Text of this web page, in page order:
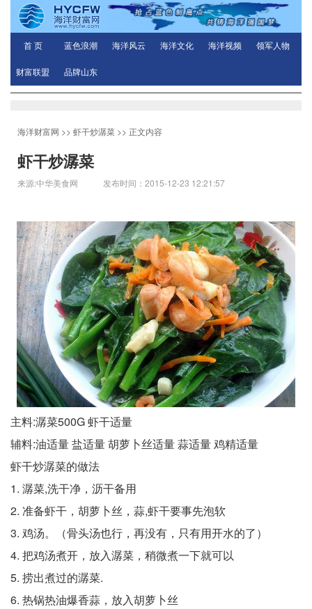
首 页 蓝色浪潮 海洋风云 海洋文化 海洋视频 领军人物
财富联盟 品牌山东
海洋财富网 >> 虾干炒潺菜 >> 正文内容
虾干炒潺菜
来源:中华美食网 发布时间：2015-12-23 12:21:57
主料:潺菜500G 虾干适量
辅料:油适量 盐适量 胡萝卜丝适量 蒜适量 鸡精适量
虾干炒潺菜的做法
1. 潺菜,洗干净，沥干备用
2. 准备虾干，胡萝卜丝，蒜,虾干要事先泡软
3. 鸡汤。（骨头汤也行，再没有，只有用开水的了）
4. 把鸡汤煮开，放入潺菜，稍微煮一下就可以
5. 捞出煮过的潺菜.
6. 热锅热油爆香蒜，放入胡萝卜丝